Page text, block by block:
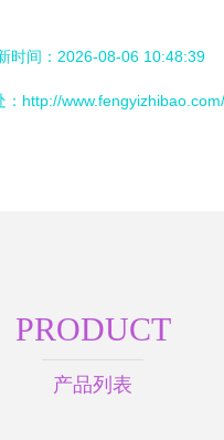
时间：2026-08-06 10:48:39
：http://
PRODUCT
产品列表